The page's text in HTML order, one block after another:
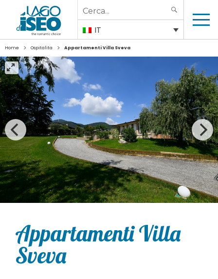
Search
for:
IT
Home > Ospitalita > Appartamenti Villa Sveva
Appartamenti Villa
Sveva